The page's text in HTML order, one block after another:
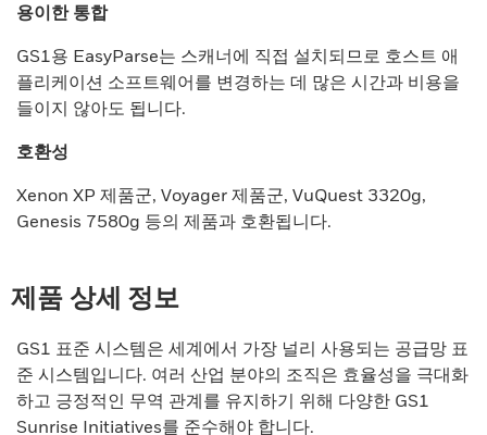
용이한 통합
GS1용 EasyParse는 스캐너에 직접 설치되므로 호스트 애
플리케이션 소프트웨어를 변경하는 데 많은 시간과 비용을
들이지 않아도 됩니다.
호환성
Xenon XP 제품군, Voyager 제품군, VuQuest 3320g,
Genesis 7580g 등의 제품과 호환됩니다.
제품 상세 정보
GS1 표준 시스템은 세계에서 가장 널리 사용되는 공급망 표
준 시스템입니다. 여러 산업 분야의 조직은 효율성을 극대화
하고 긍정적인 무역 관계를 유지하기 위해 다양한 GS1
Sunrise Initiatives를 준수해야 합니다.